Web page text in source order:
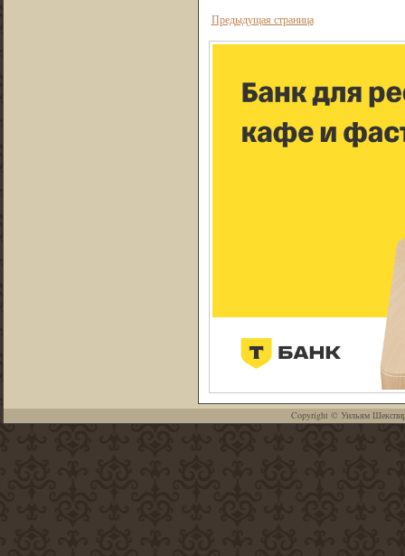
Предыдущая страница
Copyright © Уильям